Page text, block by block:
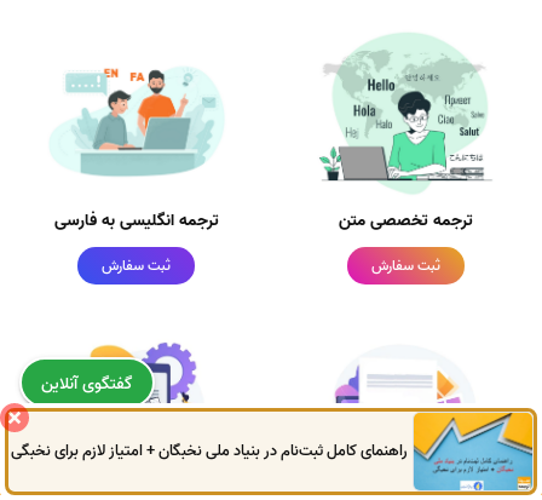
ترجمه تخصصی متن
ثبت سفارش
ترجمه انگلیسی به فارسی
ثبت سفارش
04133250787
09149724522
راهنمای کامل ثبت‌نام در بنیاد ملی نخبگان + امتیاز لازم برای نخبگی
گفتگوی آنلاین